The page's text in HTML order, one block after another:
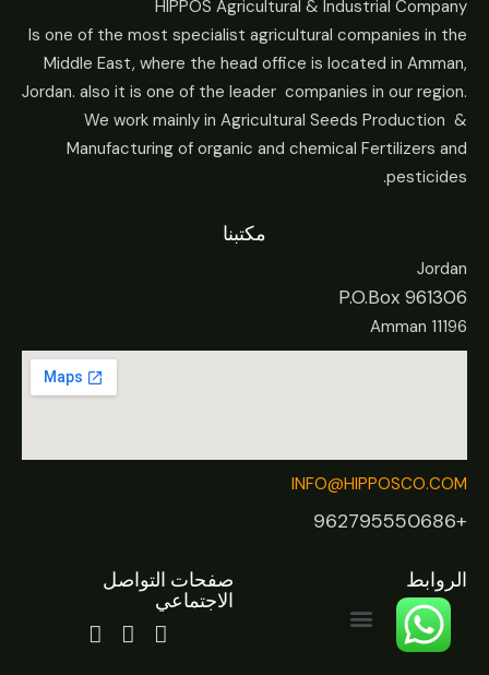
HIPPOS Agricultural & Industrial Company
Is one of the most specialist agricultural companies in the
Middle East, where the head office is located in Amman,
Jordan. also it is one of the leader companies in our region.
We work mainly in Agricultural Seeds Production &
Manufacturing of organic and chemical Fertilizers and
pesticides.
مكتبنا
Jordan
P.O.Box 961306
Amman 11196
INFO@HIPPOSCO.COM
+962795550686
الروابط صفحات التواصل
الاجتماعي